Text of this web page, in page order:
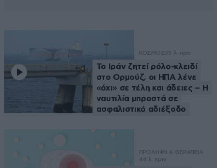
ΚΟΣΜΟΣ35 λ. πριν
Το Ιράν ζητεί ρόλο-κλειδί
στο Ορμούζ, οι ΗΠΑ λένε
«όχι» σε τέλη και άδειες – Η
ναυτιλία μπροστά σε
ασφαλιστικό αδιέξοδο
ΠΡΟΛΗΨΗ & ΘΕΡΑΠΕΙΑ
44 λ. πριν